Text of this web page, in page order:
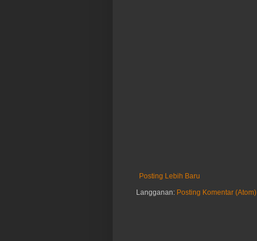
Posting Lebih Baru
Langganan: Posting Komentar (Atom)